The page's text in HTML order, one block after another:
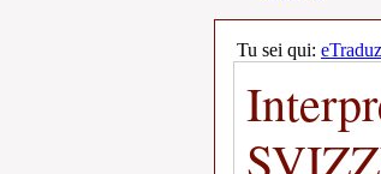
Tu sei qui: